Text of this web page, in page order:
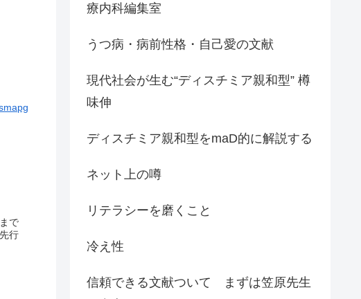
で
行
療内科編集室
うつ病・病前性格・自己愛の文献
現代社会が生む“ディスチミア親和型” 樽
味伸
ディスチミア親和型をmaD的に解説する
ネット上の噂
リテラシーを磨くこと
冷え性
信頼できる文献ついて まずは笠原先生